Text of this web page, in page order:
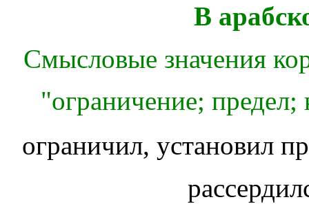
В
Смысловые значения
"ограничение;
ограничил, установил